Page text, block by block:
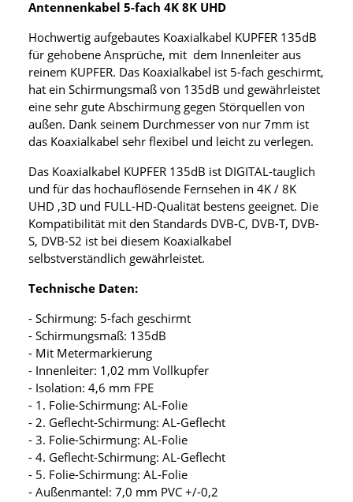
Antennenkabel 5-fach 4K 8K UHD
Hochwertig aufgebautes Koaxialkabel KUPFER 135dB
für gehobene Ansprüche, mit dem Innenleiter aus
reinem KUPFER. Das Koaxialkabel ist 5-fach geschirmt,
hat ein Schirmungsmaß von 135dB und gewährleistet
eine sehr gute Abschirmung gegen Störquellen von
außen. Dank seinem Durchmesser von nur 7mm ist
das Koaxialkabel sehr flexibel und leicht zu verlegen.
Das Koaxialkabel KUPFER 135dB ist DIGITAL-tauglich
und für das hochauflösende Fernsehen in 4K / 8K
UHD ,3D und FULL-HD-Qualität bestens geeignet. Die
Kompatibilität mit den Standards DVB-C, DVB-T, DVB-
S, DVB-S2 ist bei diesem Koaxialkabel
selbstverständlich gewährleistet.
Technische Daten:
- Schirmung: 5-fach geschirmt
- Schirmungsmaß: 135dB
- Mit Metermarkierung
- Innenleiter: 1,02 mm Vollkupfer
- Isolation: 4,6 mm FPE
- 1. Folie-Schirmung: AL-Folie
- 2. Geflecht-Schirmung: AL-Geflecht
- 3. Folie-Schirmung: AL-Folie
- 4. Geflecht-Schirmung: AL-Geflecht
- 5. Folie-Schirmung: AL-Folie
- Außenmantel: 7,0 mm PVC +/-0,2